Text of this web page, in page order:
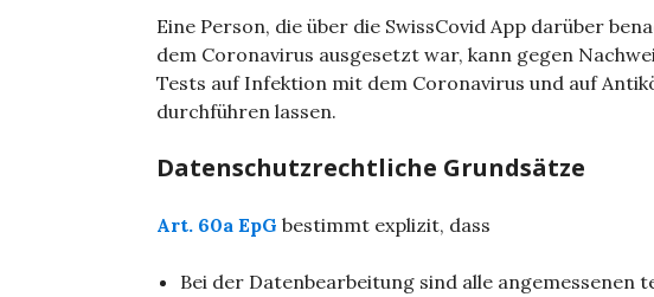
Eine Person, die über die SwissCovid App darüber
dem Coronavirus ausgesetzt war, kann gegen
Tests auf Infektion mit dem Coronavirus und auf
durchführen lassen.
Datenschutzrechtliche Grundsätze
Art. 60a EpG bestimmt explizit, dass
Bei der Datenbearbeitung sind alle angemessenen